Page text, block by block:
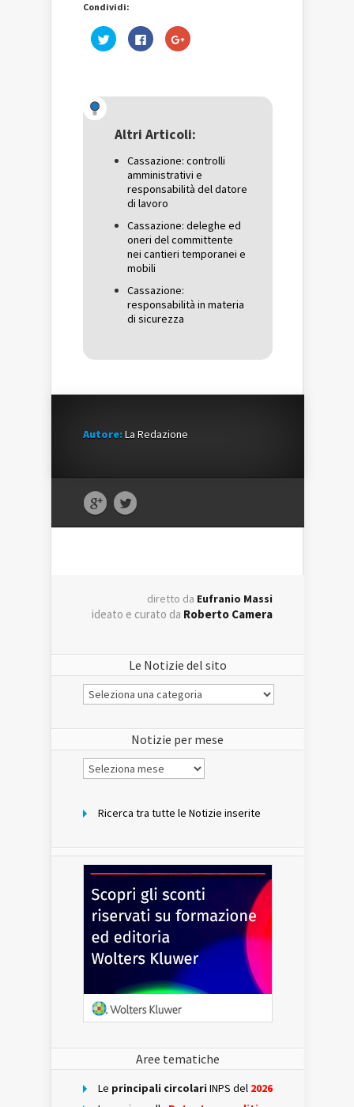
Condividi:
Fai
clic
una
nuova
Fai
clic
nuova
finestra)
Fai
clic
una
nuova
Altri Articoli:
Cassazione: controlli
amministrativi e
responsabilità del datore
di lavoro
Cassazione: deleghe ed
oneri del committente
nei cantieri temporanei e
mobili
Cassazione:
responsabilità in materia
di sicurezza
Autore:La Redazione
diretto da Eufranio Massi
ideato e curato da Roberto Camera
Le Notizie del sito
Le
Notizie
Notizie per mese
Notizie
per
Ricerca tra tutte le Notizie inserite
Aree tematiche
Le principali circolari INPS del 2026